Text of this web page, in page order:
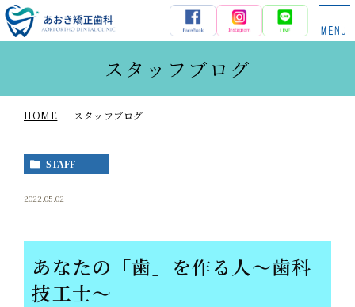
あおき矯正歯科
スタッフブログ
HOME スタッフブログ
STAFF
2022.05.02
あなたの「歯」を作る人～歯科
技工士～